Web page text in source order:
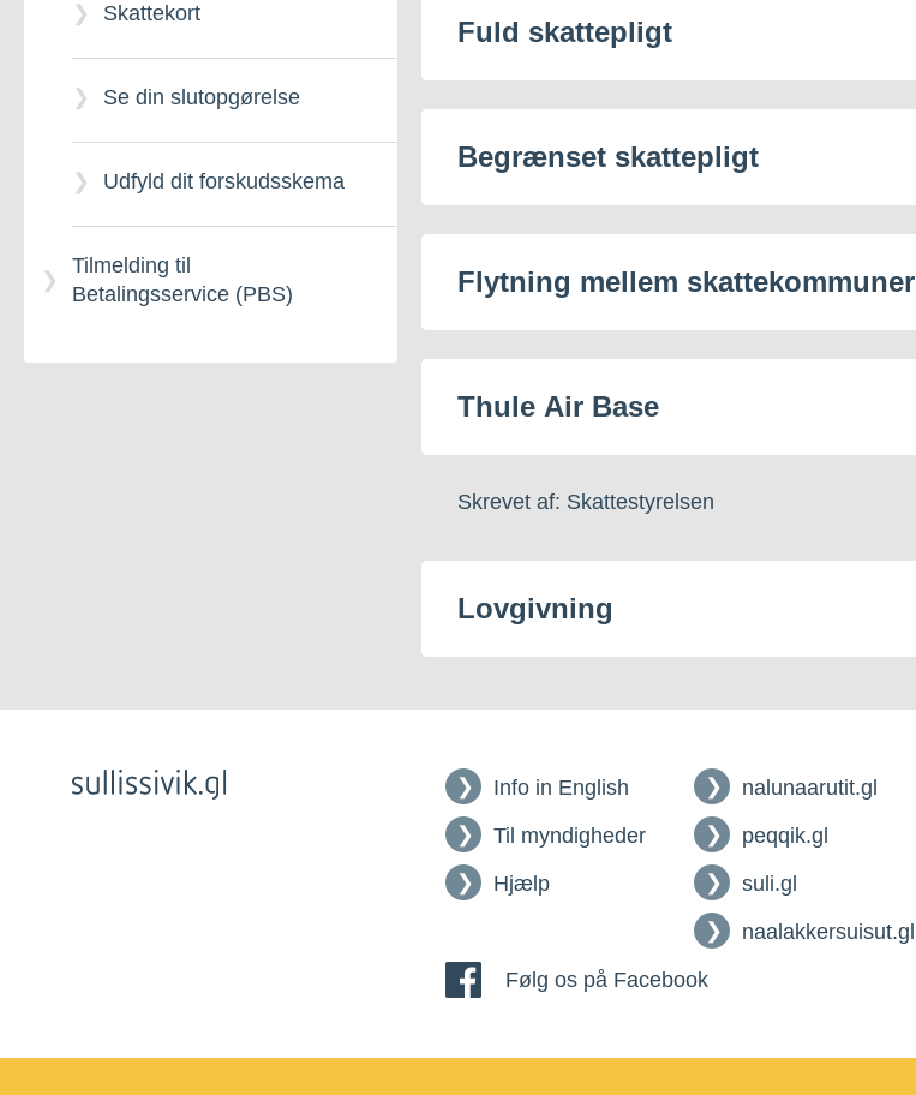
Skattekort
Se din slutopgørelse
Udfyld dit forskudsskema
Tilmelding til
Betalingsservice (PBS)
Fuld skattepligt
Begrænset skattepligt
Flytning mellem skattekommuner
Thule Air Base
Skrevet af: Skattestyrelsen
Lovgivning
Info in English
Til myndigheder
Hjælp
nalunaarutit.gl
peqqik.gl
suli.gl
naalakkersuisut.gl
Følg os på Facebook